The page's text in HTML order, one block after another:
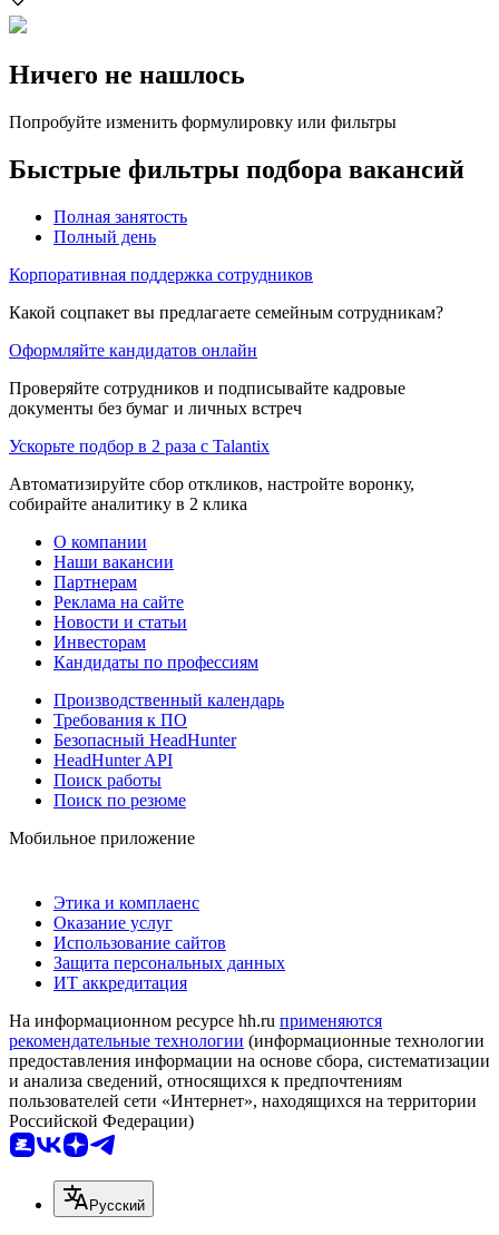
Ничего не нашлось
Попробуйте изменить формулировку или фильтры
Быстрые фильтры подбора вакансий
Полная занятость
Полный день
Корпоративная поддержка сотрудников
Какой соцпакет вы предлагаете семейным сотрудникам?
Оформляйте кандидатов онлайн
Проверяйте сотрудников и подписывайте кадровые
документы без бумаг и личных встреч
Ускорьте подбор в 2 раза с Talantix
Автоматизируйте сбор откликов, настройте воронку,
собирайте аналитику в 2 клика
О компании
Наши вакансии
Партнерам
Реклама на сайте
Новости и статьи
Инвесторам
Кандидаты по профессиям
Производственный календарь
Требования к ПО
Безопасный HeadHunter
HeadHunter API
Поиск работы
Поиск по резюме
Мобильное приложение
Этика и комплаенс
Оказание услуг
Использование сайтов
Защита персональных данных
ИТ аккредитация
На информационном ресурсе hh.ru применяются
рекомендательные технологии (информационные технологии
предоставления информации на основе сбора, систематизации
и анализа сведений, относящихся к предпочтениям
пользователей сети «Интернет», находящихся на территории
Российской Федерации)
Русский